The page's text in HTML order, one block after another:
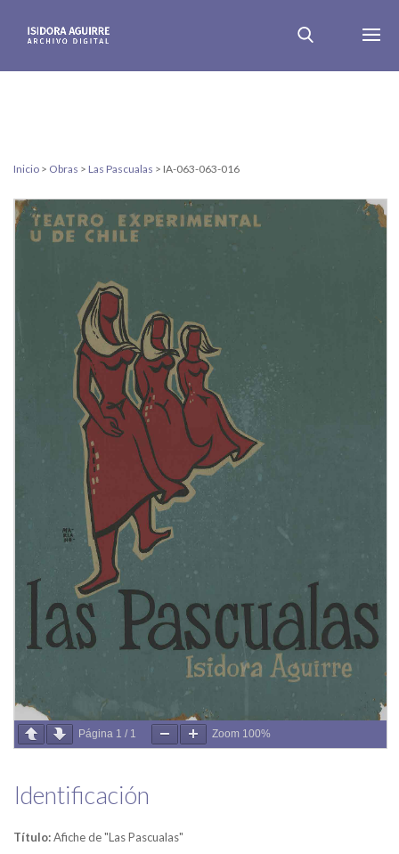
Inicio > Obras > Las Pascualas > IA-063-063-016
Página 1 / 1 Zoom 100%
Identificación
Título:Afiche de "Las Pascualas"